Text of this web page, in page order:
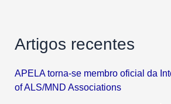
Artigos recentes
APELA torna-se membro oficial da
of ALS/MND Associations